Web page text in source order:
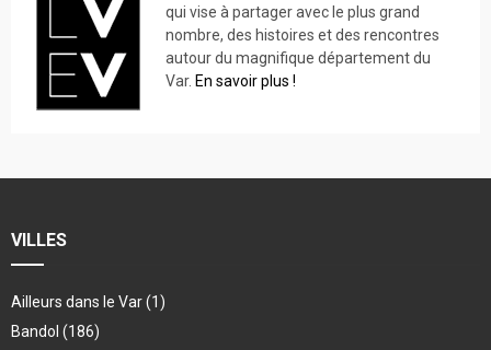
qui vise à partager avec le plus grand
nombre, des histoires et des rencontres
autour du magnifique département du
Var. En savoir plus !
VILLES
Ailleurs dans le Var(1)
Bandol (186)